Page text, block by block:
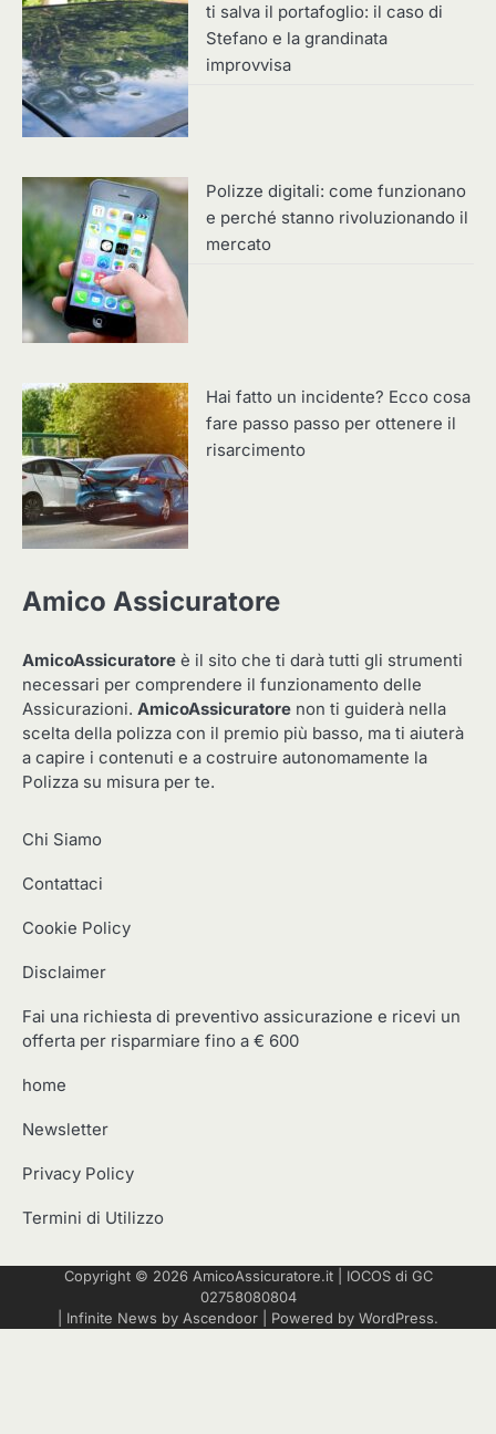
ti salva il portafoglio: il caso di
Stefano e la grandinata
improvvisa
Polizze digitali: come funzionano
e perché stanno rivoluzionando il
mercato
Hai fatto un incidente? Ecco cosa
fare passo passo per ottenere il
risarcimento
Amico Assicuratore
AmicoAssicuratore è il sito che ti darà tutti gli strumenti
necessari per comprendere il funzionamento delle
Assicurazioni. AmicoAssicuratore non ti guiderà nella
scelta della polizza con il premio più basso, ma ti aiuterà
a capire i contenuti e a costruire autonomamente la
Polizza su misura per te.
Chi Siamo
Contattaci
Cookie Policy
Disclaimer
Fai una richiesta di preventivo assicurazione e ricevi un
offerta per risparmiare fino a € 600
home
Newsletter
Privacy Policy
Termini di Utilizzo
Copyright © 2026 AmicoAssicuratore.it| IOCOSdi GC
02758080804
| Infinite News by Ascendoor | Powered by WordPress.